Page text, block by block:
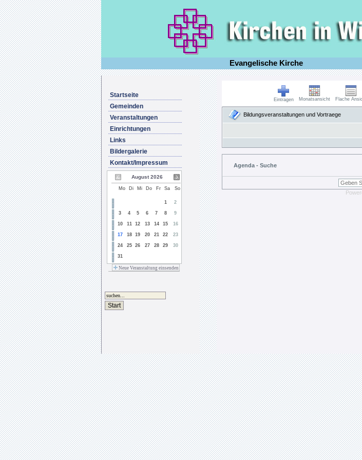
Evangelische Kirche
Startseite
Gemeinden
Veranstaltungen
Einrichtungen
Links
Bildergalerie
Kontakt/Impressum
August 2026
Mo Di Mi Do Fr Sa So
1 2
3 4 5 6 7 8 9
10 11 12 13 14 15 16
17 18 19 20 21 22 23
24 25 26 27 28 29 30
31
Neue Veranstaltung einsenden
Eintragen Monatsansicht Flache
Bildungsveranstaltungen und Vortraege
Agenda - Suche